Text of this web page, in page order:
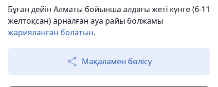
Бұған дейін Алматы бойынша алдағы жеті күнге (6-11
желтоқсан) арналған ауа райы болжамы
жарияланған болатын.
Мақаламен бөлісу